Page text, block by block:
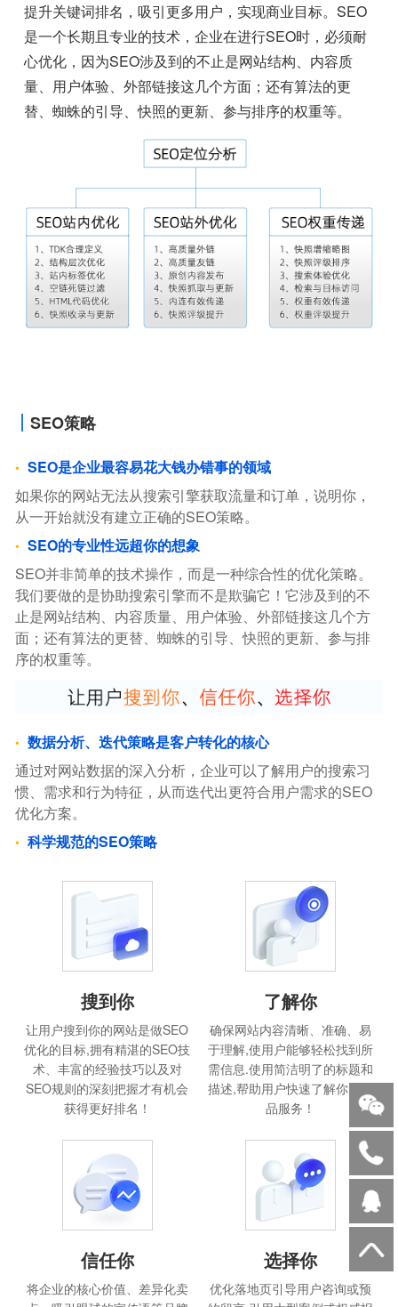
提升关键词排名，吸引更多用户，实现商业目标。SEO
是一个长期且专业的技术，企业在进行SEO时，必须耐
心优化，因为SEO涉及到的不止是网站结构、内容质
量、用户体验、外部链接这几个方面；还有算法的更
替、蜘蛛的引导、快照的更新、参与排序的权重等。
SEO策略
SEO是企业最容易花大钱办错事的领域
如果你的网站无法从搜索引擎获取流量和订单，说明你，
从一开始就没有建立正确的SEO策略。
SEO的专业性远超你的想象
SEO并非简单的技术操作，而是一种综合性的优化策略。
我们要做的是协助搜索引擎而不是欺骗它！它涉及到的不
止是网站结构、内容质量、用户体验、外部链接这几个方
面；还有算法的更替、蜘蛛的引导、快照的更新、参与排
序的权重等。
数据分析、迭代策略是客户转化的核心
通过对网站数据的深入分析，企业可以了解用户的搜索习
惯、需求和行为特征，从而迭代出更符合用户需求的SEO
优化方案。
科学规范的SEO策略
搜到你
让用户搜到你的网站是做SEO
优化的目标,拥有精湛的SEO技
术、丰富的经验技巧以及对
SEO规则的深刻把握才有机会
获得更好排名！
了解你
确保网站内容清晰、准确、易
于理解,使用户能够轻松找到所
需信息.使用简洁明了的标题和
描述,帮助用户快速了解你的产
品服务！
信任你
将企业的核心价值、差异化卖
选择你
优化落地页引导用户咨询或预